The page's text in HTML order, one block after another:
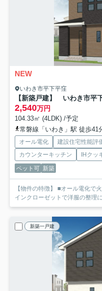
NEW
いわき市平下平窪
【新築戸建】 いわき市平
2,540万円
104.33㎡ (4LDK) /予定
常磐線「いわき」駅 徒歩41
オール電化 建設住宅性能評
カウンターキッチン
IHクッ
ペット可 新築
【物件の特徴】 ■オール電化で
インクローゼットで洋服の整理
新築一戸建